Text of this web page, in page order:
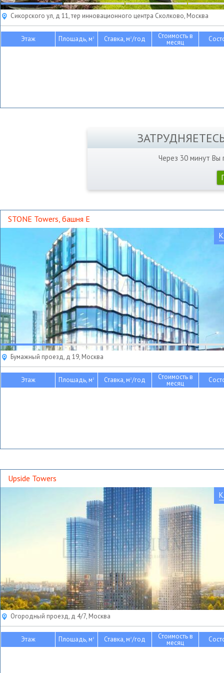
Сикорского ул, д 11, тер инновационного центра Сколково, Москва
Этаж Площадь, м2 Ставка, м2/год Стоимость в
месяц
Через 30 минут Вы
STONE Towers, башня Е
Бумажный проезд, д 19, Москва
Этаж Площадь, м2 Ставка, м2/год Стоимость в
месяц
Upside Towers
Огородный проезд, д 4/7, Москва
Этаж Площадь, м2 Ставка, м2/год Стоимость в
месяц